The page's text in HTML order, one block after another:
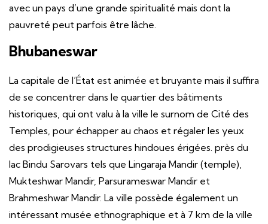
avec un pays d’une grande spiritualité mais dont la
pauvreté peut parfois être lâche.
Bhubaneswar
La capitale de l’État est animée et bruyante mais il suffira
de se concentrer dans le quartier des bâtiments
historiques, qui ont valu à la ville le surnom de Cité des
Temples, pour échapper au chaos et régaler les yeux
des prodigieuses structures hindoues érigées. près du
lac Bindu Sarovars tels que Lingaraja Mandir (temple),
Mukteshwar Mandir, Parsurameswar Mandir et
Brahmeshwar Mandir. La ville possède également un
intéressant musée ethnographique et à 7 km de la ville